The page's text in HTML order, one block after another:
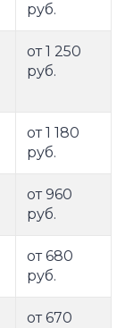
руб.
от 1 250
руб.
от 1 180
руб.
от 960
руб.
от 680
руб.
от 670